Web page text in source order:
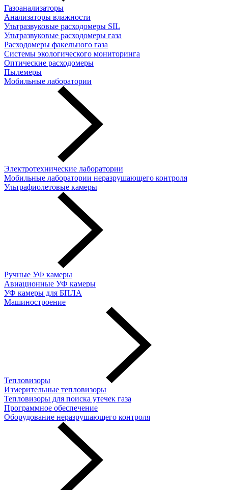
Газоанализаторы
Анализаторы влажности
Ультразвуковые расходомеры SIL
Ультразвуковые расходомеры газа
Расходомеры факельного газа
Системы экологического мониторинга
Оптические расходомеры
Пылемеры
Мобильные лаборатории
Электротехнические лаборатории
Мобильные лаборатории неразрушающего контроля
Ультрафиолетовые камеры
Ручные УФ камеры
Авиационные УФ камеры
УФ камеры для БПЛА
Машиностроение
Тепловизоры
Измерительные тепловизоры
Тепловизоры для поиска утечек газа
Программное обеспечение
Оборудование неразрушающего контроля